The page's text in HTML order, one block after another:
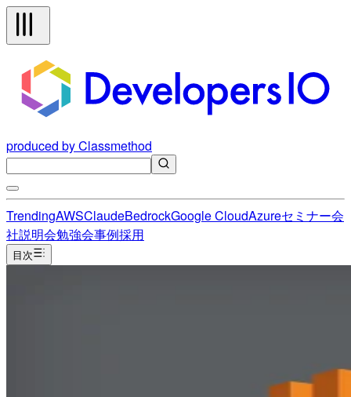
produced by Classmethod
TrendingAWSClaudeBedrockGoogle CloudAzureセミナー会
社説明会勉強会事例採用
目次